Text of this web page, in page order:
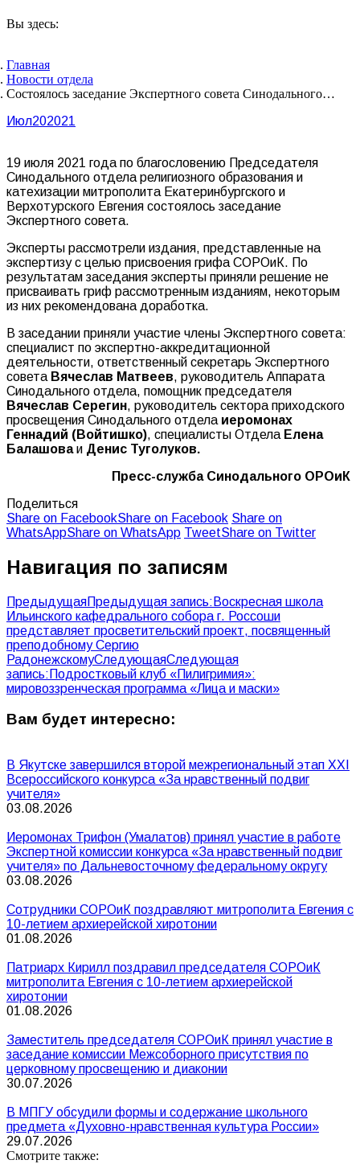
Вы здесь:
Главная
Новости отдела
Состоялось заседание Экспертного совета Синодального…
Июл202021
19 июля 2021 года по благословению Председателя
Синодального отдела религиозного образования и
катехизации митрополита Екатеринбургского и
Верхотурского Евгения состоялось заседание
Экспертного совета.
Эксперты рассмотрели издания, представленные на
экспертизу с целью присвоения грифа СОРОиК. По
результатам заседания эксперты приняли решение не
присваивать гриф рассмотренным изданиям, некоторым
из них рекомендована доработка.
В заседании приняли участие члены Экспертного совета:
специалист по экспертно-аккредитационной
деятельности, ответственный секретарь Экспертного
совета Вячеслав Матвеев, руководитель Аппарата
Синодального отдела, помощник председателя
Вячеслав Серегин, руководитель сектора приходского
просвещения Синодального отдела иеромонах
Геннадий (Войтишко), специалисты Отдела Елена
Балашоваи Денис Туголуков.
Пресс-служба Синодального ОРОиК
Поделиться
Share on FacebookShare on Facebook Share on
WhatsAppShare on WhatsApp TweetShare on Twitter
Навигация по записям
ПредыдущаяПредыдущая запись: Воскресная школа
Ильинского кафедрального собора г. Россоши
представляет просветительский проект, посвященный
преподобному Сергию
РадонежскомуСледующаяСледующая
запись: Подростковый клуб «Пилигримия»:
мировоззренческая программа «Лица и маски»
Вам будет интересно:
В Якутске завершился второй межрегиональный этап XXI
Всероссийского конкурса «За нравственный подвиг
учителя»
03.08.2026
Иеромонах Трифон (Умалатов) принял участие в работе
Экспертной комиссии конкурса «За нравственный подвиг
учителя» по Дальневосточному федеральному округу
03.08.2026
Сотрудники СОРОиК поздравляют митрополита Евгения с
10-летием архиерейской хиротонии
01.08.2026
Патриарх Кирилл поздравил председателя СОРОиК
митрополита Евгения с 10-летием архиерейской
хиротонии
01.08.2026
Заместитель председателя СОРОиК принял участие в
заседание комиссии Межсоборного присутствия по
церковному просвещению и диаконии
30.07.2026
В МПГУ обсудили формы и содержание школьного
предмета «Духовно-нравственная культура России»
29.07.2026
Смотрите также: